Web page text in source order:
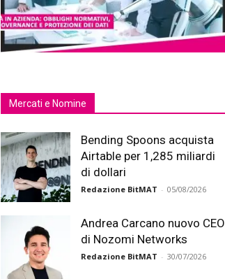
Mercati e Nomine
Bending Spoons acquista
Airtable per 1,285 miliardi
di dollari
Redazione BitMAT - 05/08/2026
Andrea Carcano nuovo CEO
di Nozomi Networks
Redazione BitMAT - 30/07/2026